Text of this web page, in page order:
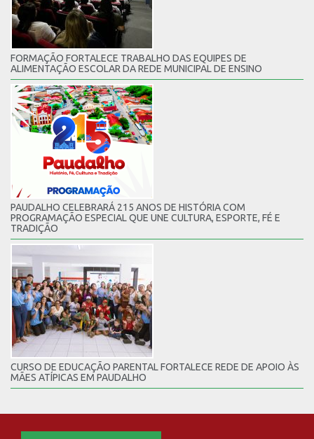
FORMAÇÃO FORTALECE TRABALHO DAS EQUIPES DE
ALIMENTAÇÃO ESCOLAR DA REDE MUNICIPAL DE ENSINO
PAUDALHO CELEBRARÁ 215 ANOS DE HISTÓRIA COM
PROGRAMAÇÃO ESPECIAL QUE UNE CULTURA, ESPORTE, FÉ E
TRADIÇÃO
CURSO DE EDUCAÇÃO PARENTAL FORTALECE REDE DE APOIO ÀS
MÃES ATÍPICAS EM PAUDALHO